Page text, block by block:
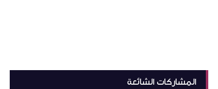
المشاركات الشائعة